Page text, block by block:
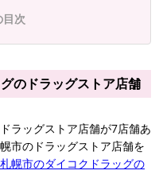
目次
のドラッグストア店舗
ラッグストア店舗が7店舗あ
市のドラッグストア店舗を
幌市のダイコクドラッグの